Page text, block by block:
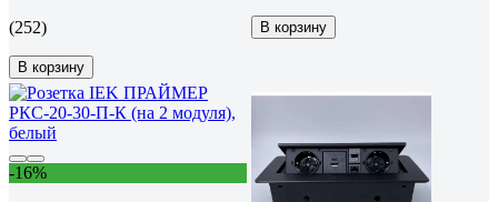
(252)
В корзину
В корзину
-16%